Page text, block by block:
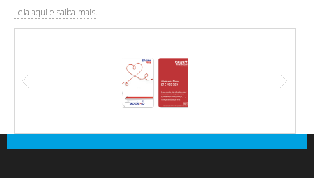
Leia aqui e saiba mais.